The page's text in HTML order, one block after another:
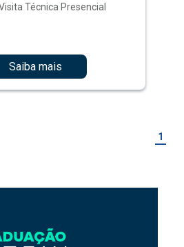
Técnica Presencial
Saiba mais
1